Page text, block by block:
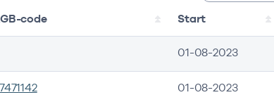
code Start
01-08-2023
01-08-2023